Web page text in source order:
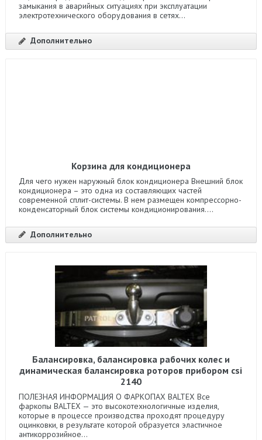
замыкания в аварийных ситуациях при эксплуатации
электротехнического оборудования в сетях...
Дополнительно
Корзина для кондиционера
Для чего нужен наружный блок кондиционера Внешний блок
кондиционера – это одна из составляющих частей
современной сплит-системы. В нем размещен компрессорно-
конденсаторный блок системы кондиционирования....
Дополнительно
Балансировка, балансировка рабочих колес и
динамическая балансировка роторов прибором csi
2140
ПОЛЕЗНАЯ ИНФОРМАЦИЯ О ФАРКОПАХ BALTEX Все
фаркопы BALTEX — это высокотехнологичные изделия,
которые в процессе производства проходят процедуру
оцинковки, в результате которой образуется эластичное
антикоррозийное...